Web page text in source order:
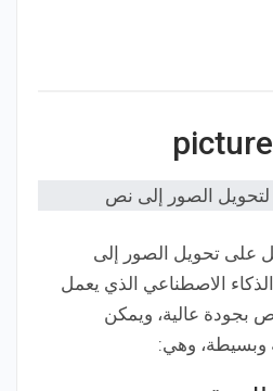
على تحويل الصور إلى
الاصطناعي الذي يعمل
عالية، ويمكن
وبسيطة، وهي: